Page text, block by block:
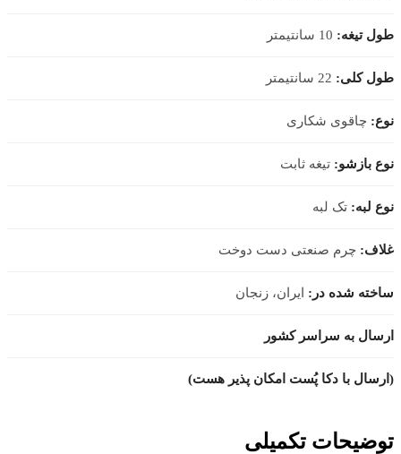
طول تیغه: 10 سانتیمتر
طول کلی:
نوع: چاقوی شکاری
نوع بازشو: تیغه ثابت
نوع لبه: تک لبه
غلاف: چرم صنعتی دست دوخت
ساخته شده در: ایران، زنجان
ارسال به سراسر کشور
(ارسال با دکا پُست امکان پذیر هست)
توضیحات تکمیلی